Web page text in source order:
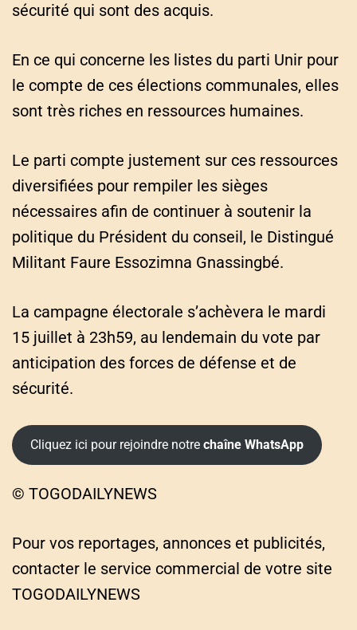
sécurité qui sont des acquis.
En ce qui concerne les listes du parti Unir pour
le compte de ces élections communales, elles
sont très riches en ressources humaines.
Le parti compte justement sur ces ressources
diversifiées pour rempiler les sièges
nécessaires afin de continuer à soutenir la
politique du Président du conseil, le Distingué
Militant Faure Essozimna Gnassingbé.
La campagne électorale s’achèvera le mardi
15 juillet à 23h59, au lendemain du vote par
anticipation des forces de défense et de
sécurité.
Cliquez ici pour rejoindre notre chaîne WhatsApp
© TOGODAILYNEWS
Pour vos reportages, annonces et publicités,
contacter le service commercial de votre site
TOGODAILYNEWS